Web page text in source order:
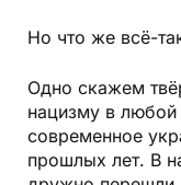
Но что же всё-
Одно скажем
нацизму в
современное
прошлых лет. В